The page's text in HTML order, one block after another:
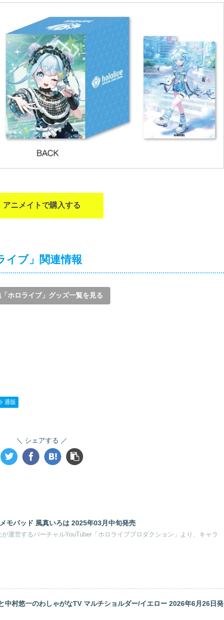
アニメイトで購入する
イブ」関連情報
「ホロライブ」グッズ一覧を見る
通販
シェアする
モパッド 風真いろは 2025年03月中旬発売
が運営するバーチャルYouTuber「ホロライブプロダクション」より、キャラ
中村悠一のわしゃがなTV マルチショルダー/イエロー 2026年6月26日発